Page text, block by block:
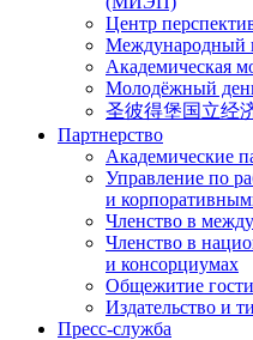
Центр
Международный
Академическая
Молодёжный
圣彼得堡国立经
Партнерство
Академические
Управление по
и
Членство в
Членство в
и консорциумах
Общежитие
Издательство и
Пресс-служба